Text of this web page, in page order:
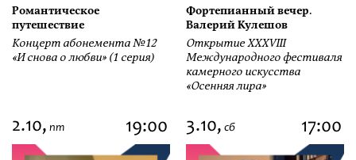
Романтическое
путешествие
Концерт абонемента №12
«И снова о любви» (1 серия)
Фортепианный вечер.
Валерий Кулешов
Открытие ХХХVIII
Международного фестиваля
камерного искусства
«Осенняя лира»
2.10, пт 19:00 3.10, сб 17:00